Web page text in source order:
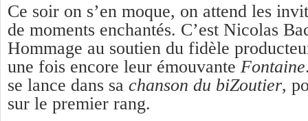
Ce soir on s’en moque, on attend les
de moments enchantés. C’est Nicolas
Hommage au soutien du fidèle
une fois encore leur émouvante Fontaine
se lance dans sa chanson du biZoutier,
sur le premier rang.